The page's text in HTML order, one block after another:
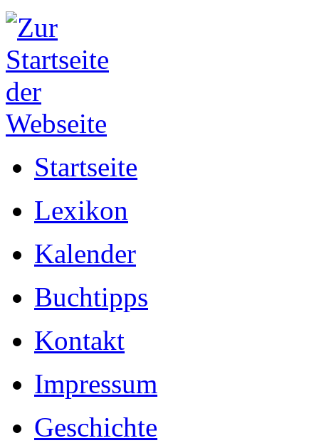
Startseite
Lexikon
Kalender
Buchtipps
Kontakt
Impressum
Geschichte